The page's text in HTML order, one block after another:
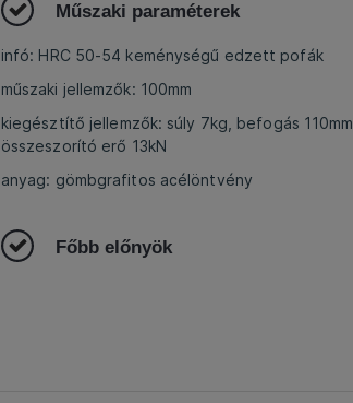
Műszaki paraméterek
infó: HRC 50-54 keménységű edzett pofák
műszaki jellemzők: 100mm
kiegésztítő jellemzők: súly 7kg, befogás 110mm,
összeszorító erő 13kN
anyag: gömbgrafitos acélöntvény
Főbb előnyök